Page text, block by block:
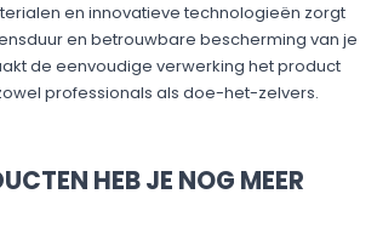
en innovatieve technologieën zorgt
en betrouwbare bescherming van je
de eenvoudige verwerking het product
professionals als doe-het-zelvers.
HEB JE NOG MEER